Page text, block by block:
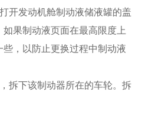
开发动机舱制动液储液罐的盖
果制动液页面在最高限度上
，以防止更换过程中制动液
拆下该制动器所在的车轮。拆